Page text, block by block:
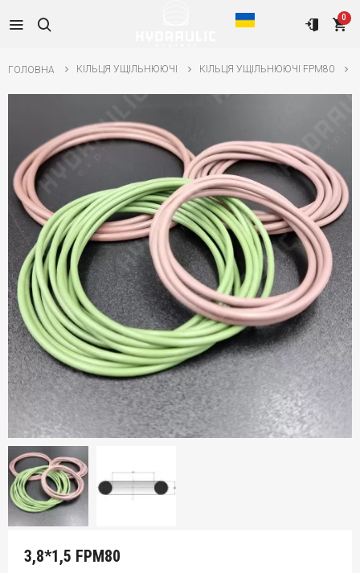
0
ГОЛОВНА КІЛЬЦЯ УЩІЛЬНЮЮЧІ КІЛЬЦЯ УЩІЛЬНЮЮЧІ FPM80
3,8*1,5 FPM80